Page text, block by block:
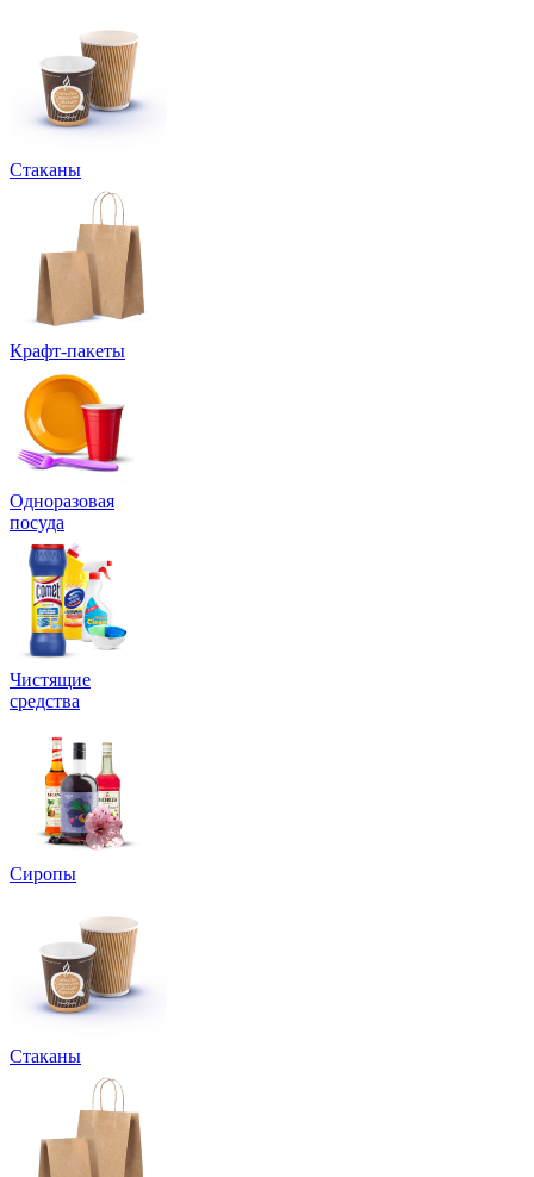
Стаканы
Крафт-пакеты
Одноразовая
посуда
Чистящие
средства
Сиропы
Стаканы